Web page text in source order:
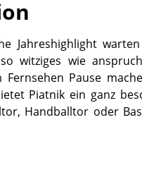
Jahreshighlight
witziges wie
Pause
Piatnik ein ganz
Handballtor oder